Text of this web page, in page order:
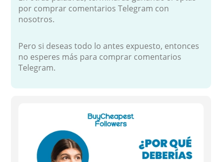
por comprar comentarios Telegram con
nosotros.
Pero si deseas todo lo antes expuesto, entonces
no esperes más para comprar comentarios
Telegram.